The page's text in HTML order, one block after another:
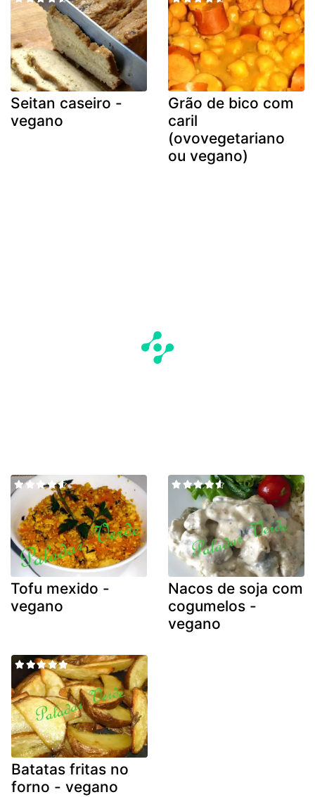
Seitan caseiro -
vegano
Grão de bico com
caril
(ovovegetariano
ou vegano)
Tofu mexido -
vegano
Nacos de soja com
cogumelos -
vegano
Batatas fritas no
forno - vegano